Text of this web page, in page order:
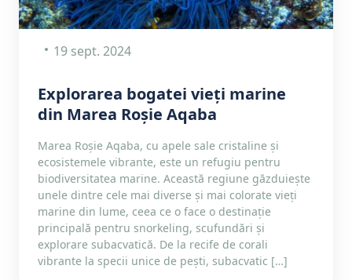
19 sept. 2024
Explorarea bogatei vieți marine
din Marea Roșie Aqaba
Marea Roșie Aqaba, cu apele sale cristaline și
ecosistemele vibrante, este un refugiu pentru
biodiversitatea marine. Această regiune găzduiește
unele dintre cele mai diverse și mai colorate vieți
marine din lume, ceea ce o face o destinație
principală pentru snorkeling, scufundări și
explorare subacvatică. De la recife de corali
vibrante la specii unice de pești, subacvatic […]